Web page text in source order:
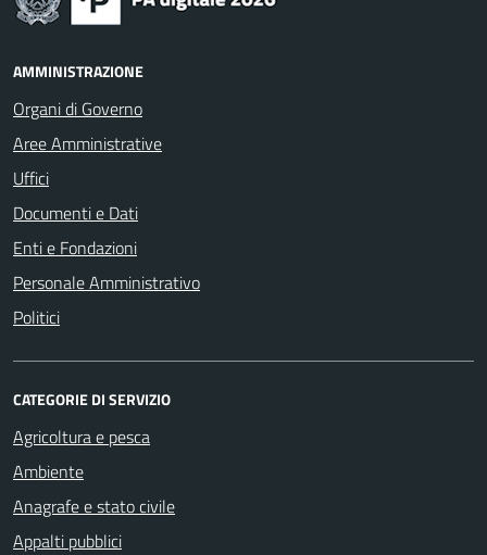
AMMINISTRAZIONE
Organi di Governo
Aree Amministrative
Uffici
Documenti e Dati
Enti e Fondazioni
Personale Amministrativo
Politici
CATEGORIE DI SERVIZIO
Agricoltura e pesca
Ambiente
Anagrafe e stato civile
Appalti pubblici